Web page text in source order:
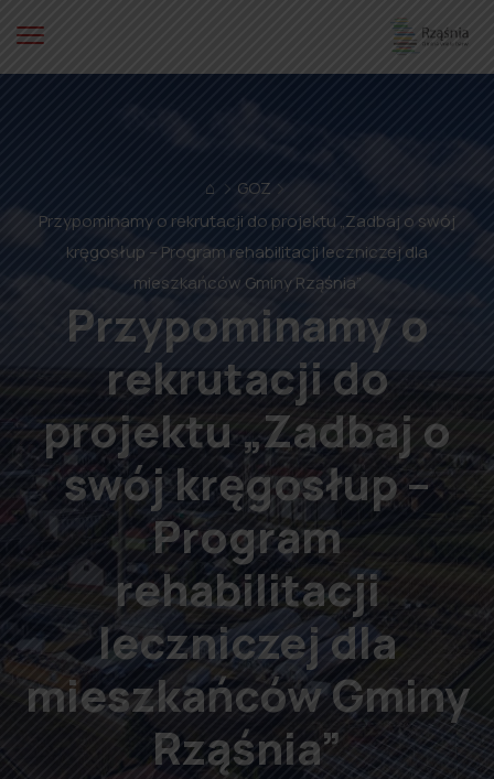
⌂
GOZ
Przypominamy o rekrutacji do projektu „Zadbaj o swój
kręgosłup – Program rehabilitacji leczniczej dla
mieszkańców Gminy Rząśnia”
Przypominamy o
rekrutacji do
projektu „Zadbaj o
swój kręgosłup –
Program
rehabilitacji
leczniczej dla
mieszkańców Gminy
Rząśnia”